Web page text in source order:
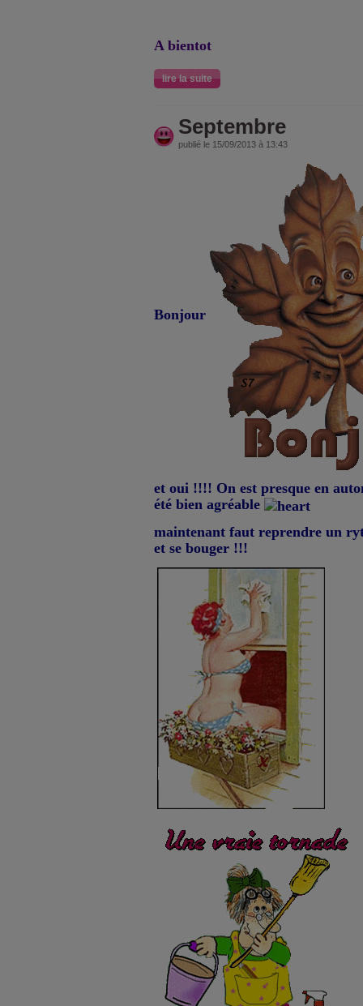
A bientot
lire la suite
Septembre
publié le 15/09/2013 à 13:43
Bonjour
et oui !!!! On est presque en
été bien agréable
maintenant faut reprendre un
et se bouger !!!